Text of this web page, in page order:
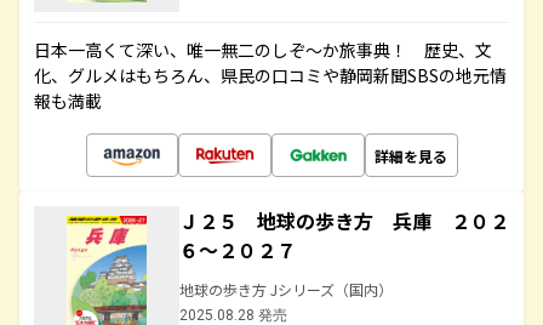
日本一高くて深い、唯一無二のしぞ～か旅事典！ 歴史、文
化、グルメはもちろん、県民の口コミや静岡新聞SBSの地元情
報も満載
詳細を見る
Ｊ２５ 地球の歩き方 兵庫 ２０２
６～２０２７
地球の歩き方 Jシリーズ（国内）
2025.08.28 発売